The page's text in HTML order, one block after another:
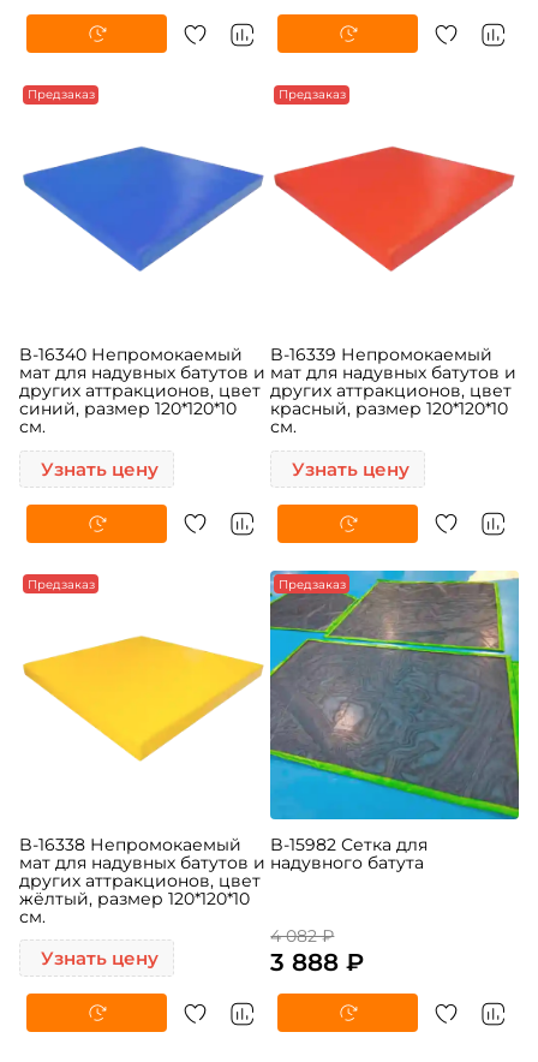
Предзаказ
B-16340 Непромокаемый
мат для надувных батутов и
других аттракционов, цвет
синий, размер 120*120*10
см.
Узнать цену
Предзаказ
B-16339 Непромокаемый
мат для надувных батутов и
других аттракционов, цвет
красный, размер 120*120*10
см.
Узнать цену
Предзаказ
B-16338 Непромокаемый
мат для надувных батутов и
других аттракционов, цвет
жёлтый, размер 120*120*10
см.
Узнать цену
-5% Предзаказ
B-15982 Сетка для
надувного батута
4 082 ₽
3 888 ₽